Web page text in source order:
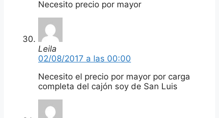
Necesito precio por mayor
Leila
02/08/2017 a las 00:00
Necesito el precio por mayor por carga
completa del cajón soy de San Luis